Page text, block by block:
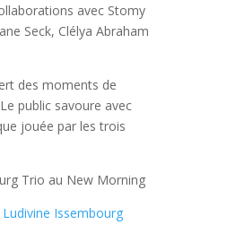
avec Stomy
Seck, Clélya Abraham
des moments de
public savoure avec
jouée par les trois
Trio au New Morning
Ludivine Issembourg